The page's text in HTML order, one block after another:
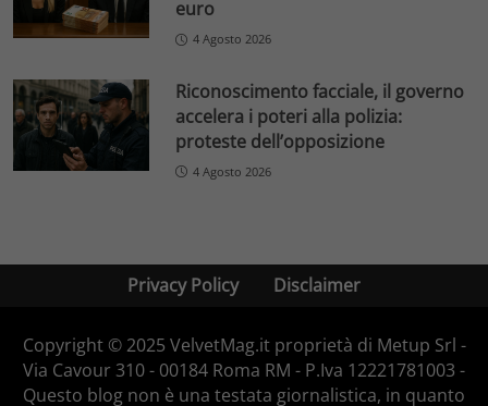
euro
4 Agosto 2026
Riconoscimento facciale, il governo
accelera i poteri alla polizia:
proteste dell’opposizione
4 Agosto 2026
Privacy Policy Disclaimer
Copyright © 2025 VelvetMag.it proprietà di Metup Srl -
Via Cavour 310 - 00184 Roma RM - P.Iva 12221781003 -
Questo blog non è una testata giornalistica, in quanto